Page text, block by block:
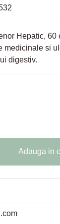
Hepatic,
medicinale si
digestiv.
Adauga in